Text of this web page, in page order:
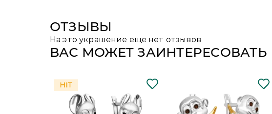
ОТЗЫВЫ
На это украшение еще нет отзывов
ВАС МОЖЕТ ЗАИНТЕРЕСОВАТЬ